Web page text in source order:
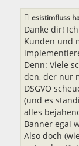
esistimfluss
Danke dir!
Kunden und
Denn: Viele
den, der nur
DSGVO
(und es
alles
Banner egal
Also doch